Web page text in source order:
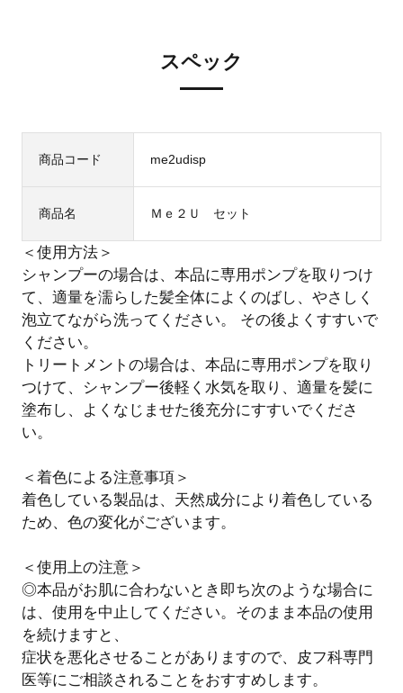
スペック
商品コード me2udisp
商品名 Ｍｅ２Ｕ セット
＜使用方法＞
シャンプーの場合は、本品に専用ポンプを取りつけ
て、適量を濡らした髪全体によくのばし、やさしく
泡立てながら洗ってください。 その後よくすすいで
ください。
トリートメントの場合は、本品に専用ポンプを取り
つけて、シャンプー後軽く水気を取り、適量を髪に
塗布し、よくなじませた後充分にすすいでくださ
い。
＜着色による注意事項＞
着色している製品は、天然成分により着色している
ため、色の変化がございます。
＜使用上の注意＞
◎本品がお肌に合わないとき即ち次のような場合に
は、使用を中止してください。そのまま本品の使用
を続けますと、
症状を悪化させることがありますので、皮フ科専門
医等にご相談されることをおすすめします。